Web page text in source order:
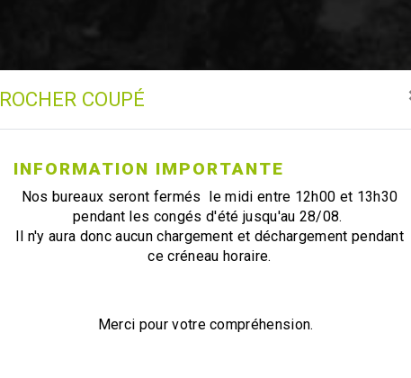
ROCHER COUPÉ
INFORMATION IMPORTANTE
Nos bureaux seront fermés le midi entre 12h00 et 13h30
pendant les congés d'été jusqu'au 28/08.
Il n'y aura donc aucun chargement et déchargement pendant
ce créneau horaire.
Merci pour votre compréhension.